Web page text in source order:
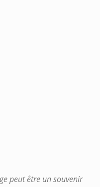
peut être un souvenir